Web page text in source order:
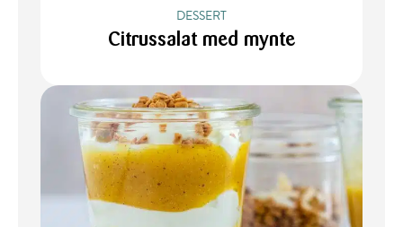
DESSERT
Citrussalat med mynte